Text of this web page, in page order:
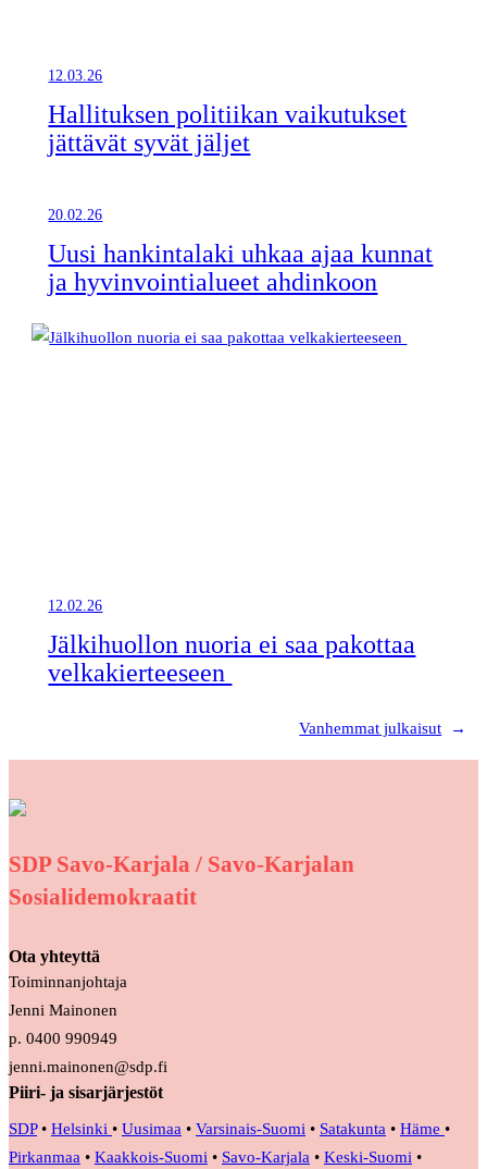
12.03.26
Hallituksen politiikan vaikutukset
jättävät syvät jäljet
20.02.26
Uusi hankintalaki uhkaa ajaa kunnat
ja hyvinvointialueet ahdinkoon
12.02.26
Jälkihuollon nuoria ei saa pakottaa
velkakierteeseen
Vanhemmat julkaisut →
SDP Savo-Karjala / Savo-Karjalan
Sosialidemokraatit
Ota yhteyttä
Toiminnanjohtaja
Jenni Mainonen
p. 0400 990949
jenni.mainonen@sdp.fi
Piiri- ja sisarjärjestöt
SDP• Helsinki • Uusimaa • Varsinais-Suomi • Satakunta • Häme •
Pirkanmaa • Kaakkois-Suomi • Savo-Karjala • Keski-Suomi •